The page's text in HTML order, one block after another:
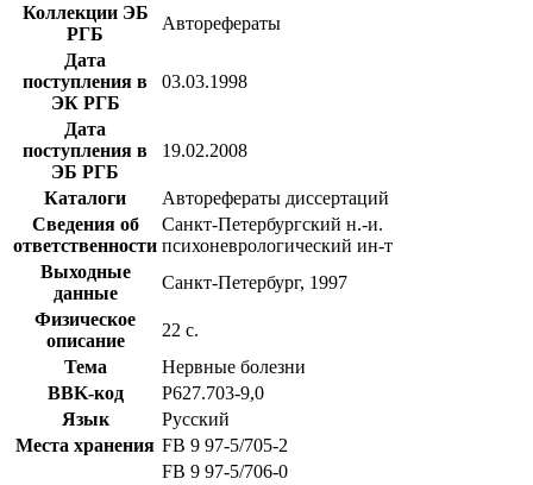
Коллекции ЭБ
РГБ
Авторефераты
Дата
поступления в
ЭК РГБ
03.03.1998
Дата
поступления в
ЭБ РГБ
19.02.2008
Каталоги
Авторефераты диссертаций
Сведения об
ответственности
Санкт-Петербургский н.-и.
психоневрологический ин-т
Выходные
данные
Санкт-Петербург, 1997
Физическое
описание
22 с.
Тема
Нервные болезни
BBK-код
Р627.703-9,0
Язык
Русский
Места хранения FB 9 97-5/705-2
FB 9 97-5/706-0